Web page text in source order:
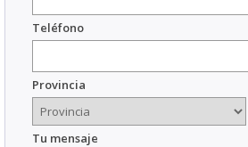
Teléfono
Provincia
Tu mensaje